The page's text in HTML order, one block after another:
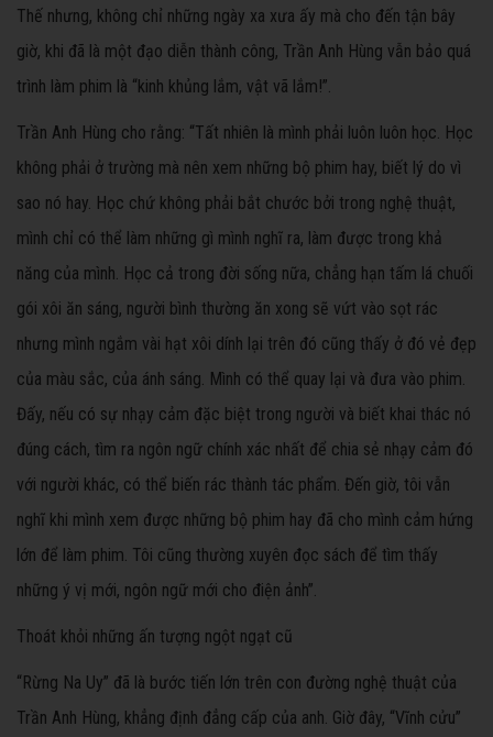
Thế nhưng, không chỉ những ngày xa xưa ấy mà cho đến tận bây
giờ, khi đã là một đạo diễn thành công, Trần Anh Hùng vẫn bảo quá
trình làm phim là “kinh khủng lắm, vật vã lắm!”.
Trần Anh Hùng cho rằng: “Tất nhiên là mình phải luôn luôn học. Học
không phải ở trường mà nên xem những bộ phim hay, biết lý do vì
sao nó hay. Học chứ không phải bắt chước bởi trong nghệ thuật,
mình chỉ có thể làm những gì mình nghĩ ra, làm được trong khả
năng của mình. Học cả trong đời sống nữa, chẳng hạn tấm lá chuối
gói xôi ăn sáng, người bình thường ăn xong sẽ vứt vào sọt rác
nhưng mình ngắm vài hạt xôi dính lại trên đó cũng thấy ở đó vẻ đẹp
của màu sắc, của ánh sáng. Mình có thể quay lại và đưa vào phim.
Đấy, nếu có sự nhạy cảm đặc biệt trong người và biết khai thác nó
đúng cách, tìm ra ngôn ngữ chính xác nhất để chia sẻ nhạy cảm đó
với người khác, có thể biến rác thành tác phẩm. Đến giờ, tôi vẫn
nghĩ khi mình xem được những bộ phim hay đã cho mình cảm hứng
lớn để làm phim. Tôi cũng thường xuyên đọc sách để tìm thấy
những ý vị mới, ngôn ngữ mới cho điện ảnh”.
Thoát khỏi những ấn tượng ngột ngạt cũ
“Rừng Na Uy” đã là bước tiến lớn trên con đường nghệ thuật của
Trần Anh Hùng, khẳng định đẳng cấp của anh. Giờ đây, “Vĩnh cửu”